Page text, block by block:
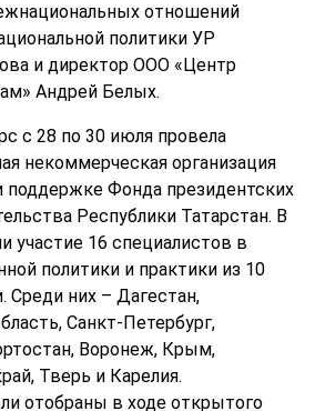
отношений
политики УР
и директор ООО «Центр
Андрей Белых.
с 28 по 30 июля провела
некоммерческая организация
Фонда президентских
Республики Татарстан. В
участие 16 специалистов в
политики и практики из 10
Среди них – Дагестан,
Санкт-Петербург,
Воронеж, Крым,
Тверь и Карелия.
отобраны в ходе открытого